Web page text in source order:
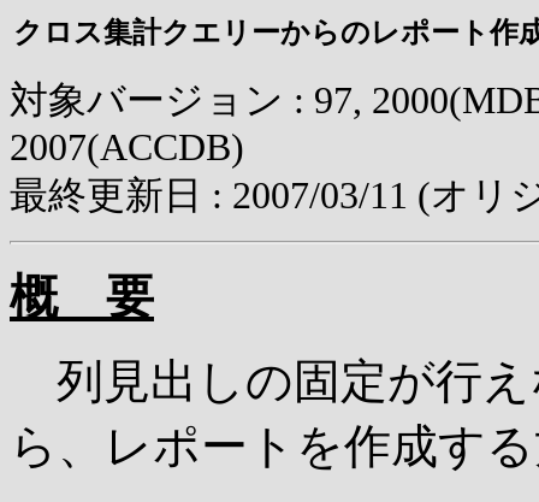
クロス集計クエリーからのレポート作
対象バージョン : 97,
2007(ACCDB)
最終更新日 : 2007/03/11 (オリ
概 要
列見出しの固定が行
ら、レポートを作成す